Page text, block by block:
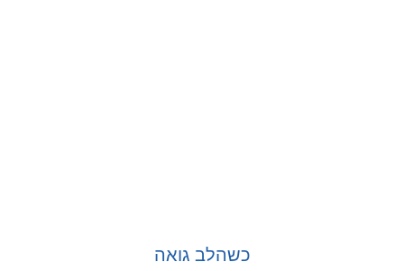
כשהלב גואה